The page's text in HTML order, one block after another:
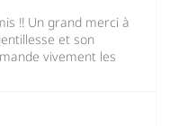
!! Un grand merci à
et son
vivement les